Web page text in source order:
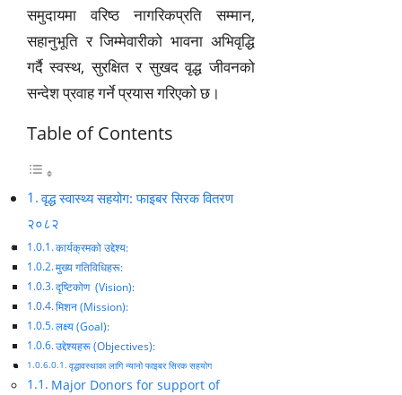
समुदायमा वरिष्ठ नागरिकप्रति सम्मान,
सहानुभूति र जिम्मेवारीको भावना अभिवृद्धि
गर्दै स्वस्थ, सुरक्षित र सुखद वृद्ध जीवनको
सन्देश प्रवाह गर्ने प्रयास गरिएको छ।
Table of Contents
वृद्ध स्वास्थ्य सहयोग: फाइबर सिरक वितरण
२०८२
कार्यक्रमको उद्देश्य:
मुख्य गतिविधिहरू:
दृष्टिकोण (Vision):
मिशन (Mission):
लक्ष्य (Goal):
उद्देश्यहरू (Objectives):
वृद्धावस्थाका लागि न्यानो फाइबर सिरक सहयोग
Major Donors for support of